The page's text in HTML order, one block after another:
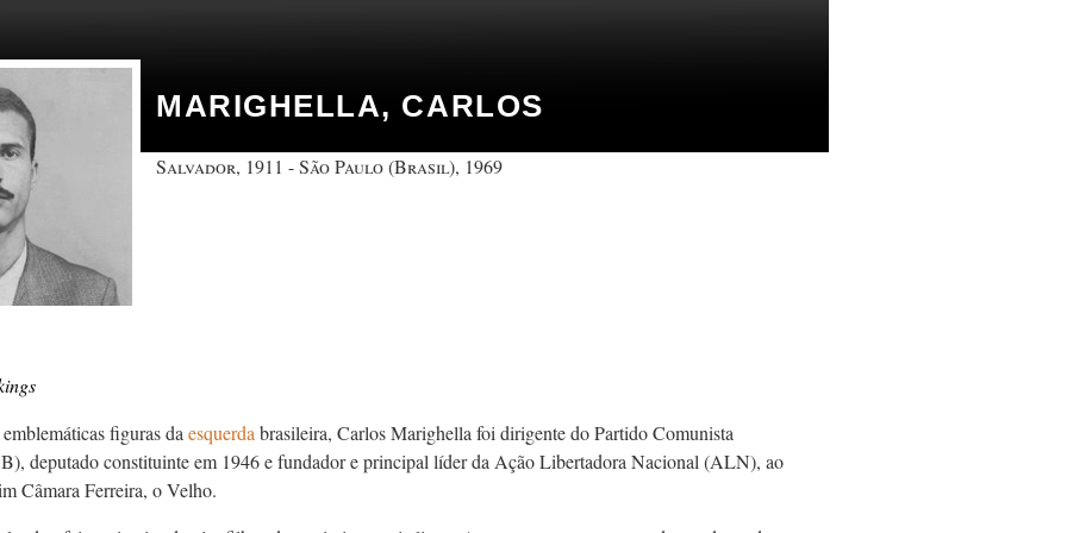
MARIGHELLA, CARLOS
Salvador, 1911 - São Paulo (Brasil), 1969
figuras da esquerda brasileira, Carlos Marighella foi dirigente do Partido Comunista
deputado constituinte em 1946 e fundador e principal líder da Ação Libertadora Nacional (ALN), ao
Câmara Ferreira, o Velho.